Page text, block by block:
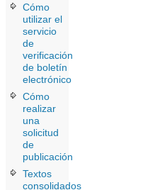
Cómo
utilizar el
servicio
de
verificación
de boletín
electrónico
Cómo
realizar
una
solicitud
de
publicación
Textos
consolidados